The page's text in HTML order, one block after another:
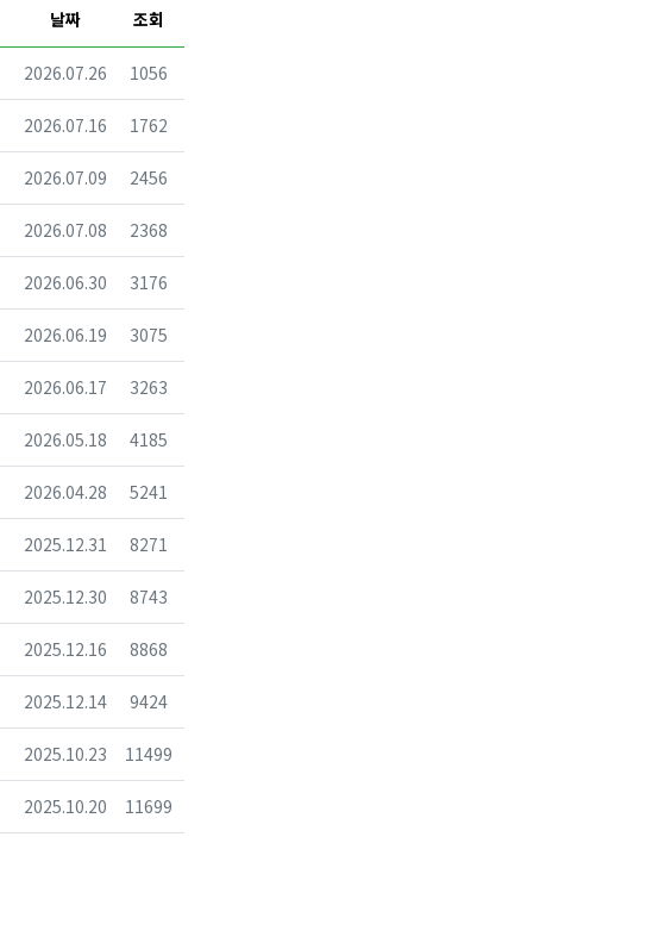
날짜 조회
등록일
2026.07.26 조회
1056
등록일
2026.07.16 조회
1762
등록일
2026.07.09 조회
2456
등록일
2026.07.08 조회
2368
등록일
2026.06.30 조회
3176
등록일
2026.06.19 조회
3075
등록일
2026.06.17 조회
3263
등록일
2026.05.18 조회
4185
등록일
2026.04.28 조회
5241
등록일
2025.12.31 조회
8271
등록일
2025.12.30 조회
8743
등록일
2025.12.16 조회
8868
등록일
2025.12.14 조회
9424
등록일
2025.10.23 조회
11499
등록일
2025.10.20 조회
11699